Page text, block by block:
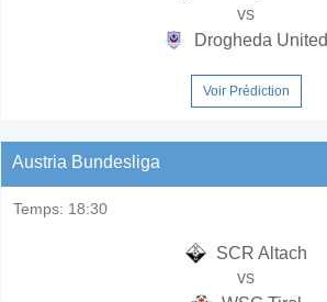
vs
Drogheda United
Voir Prédiction
Austria Bundesliga
Temps: 18:30
SCR Altach
vs